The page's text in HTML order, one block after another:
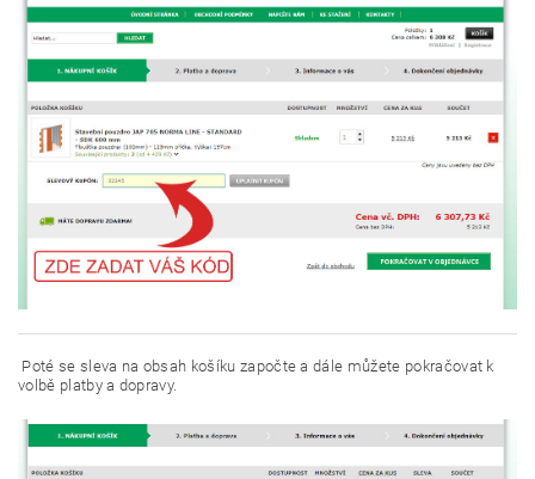
Poté se sleva na obsah košíku započte a dále můžete pokračovat k
volbě platby a dopravy.